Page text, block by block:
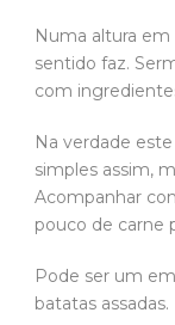
Numa altura
sentido faz.
com
Na verdade
simples assim,
Acompanhar
pouco de carne
Pode ser um
batatas assadas.